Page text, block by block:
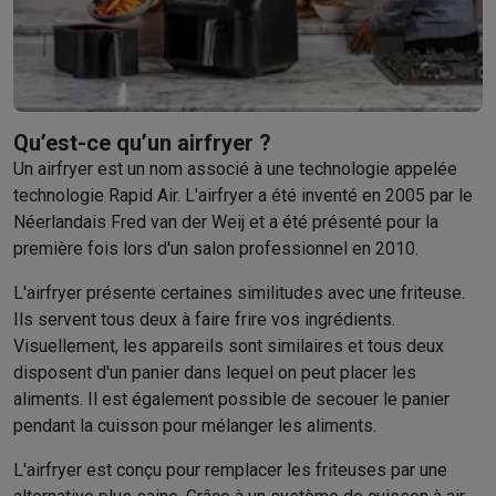
BarbecuesBarbecues électriques Barbecues au charbon
Machines à jus
Machines à boissons
Ustensiles de cuisinePoêlesCasseroles Balances de cuisine
DessertsGaufriersSorbetièresCrêpièresDesserts divers
Smart garden Potagers d'intérieurPlantes aromatiques
Ménage & airco
AspirerAspirateurs Aspirateurs robotsAspirateurs balai
Robots d'entretienAspirateurs robotsAspirateurs robots laveur
NettoyerNettoyeurs de solsNettoyeurs à vapeurNettoyeurs
CoutureMachines à coudreAccessoires
ClimatisationClimatiseurs mobilesAircoolersVentilateurs
Traitement de l'air Purificateurs d'airHumidificateurs
ChaufferChauffage électriqueCouvertures chauffantes
Lavage & séchageMachines à laver Sèche-linge Sets machine
Animaux Distributeur de croquettes automatique
Beauté & santé
Qu’est-ce qu’un airfryer ?
Un airfryer est un nom associé à une technologie appelée
technologie Rapid Air. L'airfryer a été inventé en 2005 par le
Néerlandais Fred van der Weij et a été présenté pour la
première fois lors d'un salon professionnel en 2010.
L'airfryer présente certaines similitudes avec une friteuse.
Ils servent tous deux à faire frire vos ingrédients.
Visuellement, les appareils sont similaires et tous deux
disposent d'un panier dans lequel on peut placer les
aliments. Il est également possible de secouer le panier
pendant la cuisson pour mélanger les aliments.
L'airfryer est conçu pour remplacer les friteuses par une